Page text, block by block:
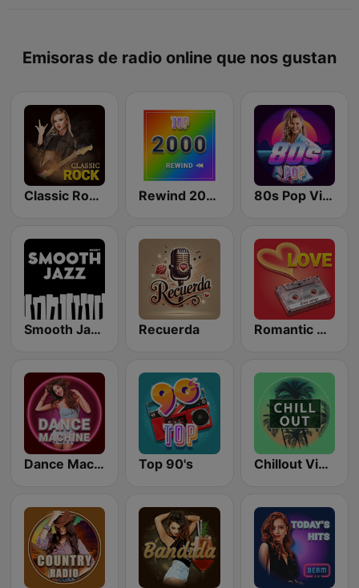
Emisoras de radio online que nos gustan
Classic Rock Station Rewind 2000's 80s Pop Vibes
Smooth Jazz - Groov Recuerda Romantic Vibes
Dance Machine Top 90's Chillout Vibes